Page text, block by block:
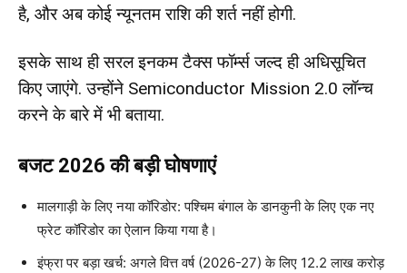
है, और अब कोई न्यूनतम राशि की शर्त नहीं होगी.
इसके साथ ही सरल इनकम टैक्स फॉर्म्स जल्द ही अधिसूचित
किए जाएंगे. उन्होंने Semiconductor Mission 2.0 लॉन्च
करने के बारे में भी बताया.
बजट 2026 की बड़ी घोषणाएं
मालगाड़ी के लिए नया कॉरिडोर: पश्चिम बंगाल के डानकुनी के लिए एक नए
फ्रेट कॉरिडोर का ऐलान किया गया है।
इंफ्रा पर बड़ा खर्च: अगले वित्त वर्ष (2026-27) के लिए 12.2 लाख करोड़